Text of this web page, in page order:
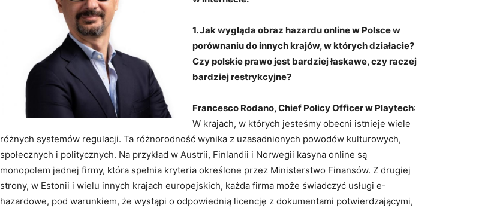
1. Jak wygląda obraz hazardu online w Polsce w
porównaniu do innych krajów, w których działacie?
Czy polskie prawo jest bardziej łaskawe, czy raczej
bardziej restrykcyjne?
Francesco Rodano, Chief Policy Officer w Playtech:
W krajach, w których jesteśmy obecni istnieje wiele
różnych systemów regulacji. Ta różnorodność wynika z uzasadnionych powodów kulturowych,
społecznych i politycznych. Na przykład w Austrii, Finlandii i Norwegii kasyna online są
monopolem jednej firmy, która spełnia kryteria określone przez Ministerstwo Finansów. Z drugiej
strony, w Estonii i wielu innych krajach europejskich, każda firma może świadczyć usługi e-
hazardowe, pod warunkiem, że wystąpi o odpowiednią licencję z dokumentami potwierdzającymi,